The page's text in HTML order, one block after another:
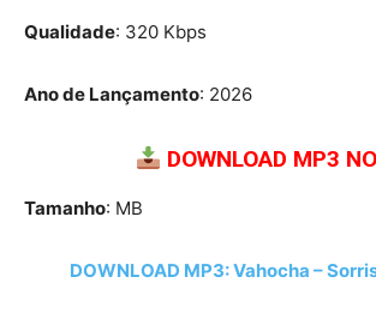
Qualidade: 320 Kbps
Ano de Lançamento: 2026
DOWNLOAD MP3
Tamanho: MB
DOWNLOAD MP3: Vahocha –